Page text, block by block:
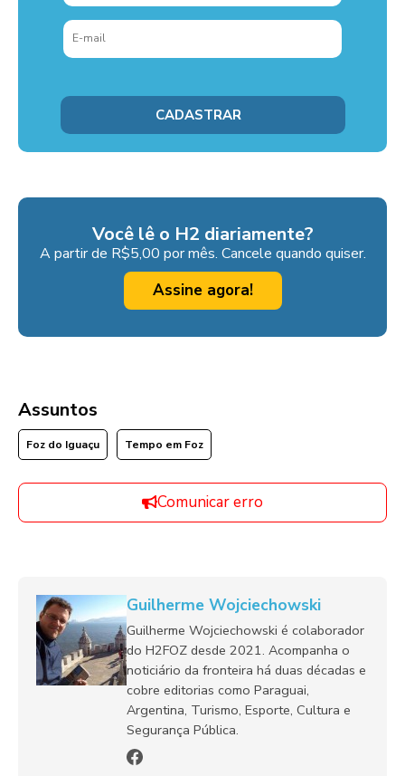
Você lê o H2 diariamente?
A partir de R$5,00 por mês. Cancele quando quiser.
Assine agora!
Assuntos
Foz do Iguaçu Tempo em Foz
Comunicar erro
Guilherme Wojciechowski
Guilherme Wojciechowski é colaborador
do H2FOZ desde 2021. Acompanha o
noticiário da fronteira há duas décadas e
cobre editorias como Paraguai,
Argentina, Turismo, Esporte, Cultura e
Segurança Pública.